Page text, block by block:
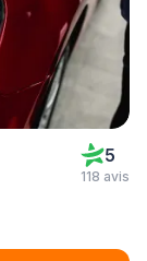
5
118 avis